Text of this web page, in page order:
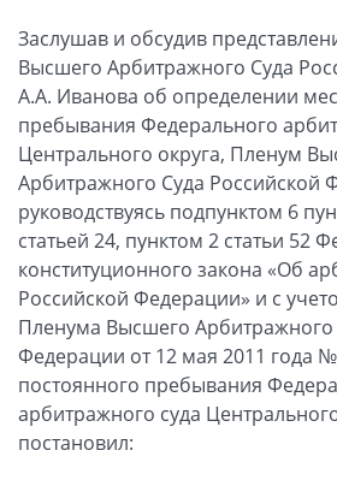
Заслушав и обсудив
Высшего Арбитражного Суда
А.А. Иванова об определении
пребывания Федерального
Центрального округа, Пленум
Арбитражного Суда Российской
руководствуясь подпунктом 6
статьей 24, пунктом 2 статьи 52
конституционного закона «Об
Российской Федерации» и с
Пленума Высшего Арбитражного
Федерации от 12 мая 2011 года
постоянного пребывания
арбитражного суда
постановил: